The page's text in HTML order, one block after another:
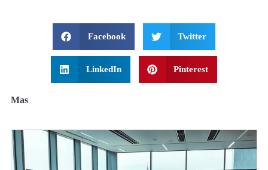
Facebook Twitter
LinkedIn Pinterest
Mas